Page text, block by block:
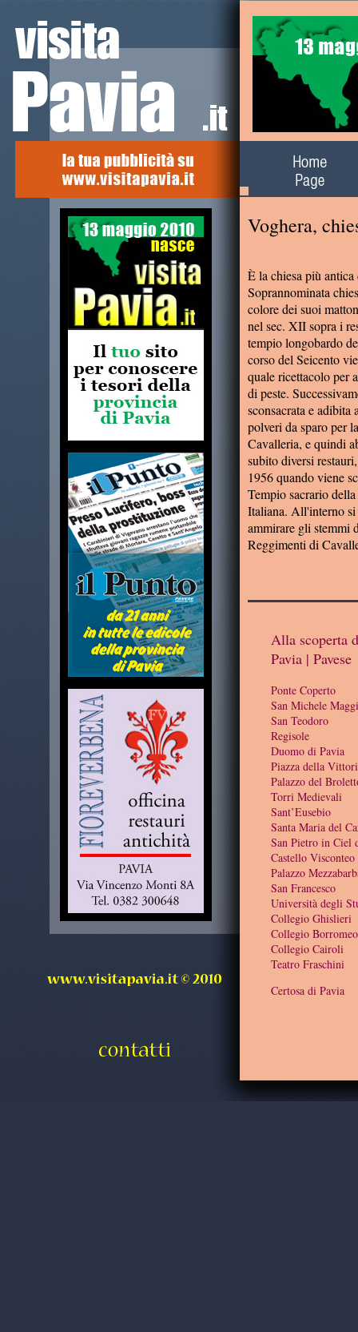
È la chiesa più
Soprannominata
colore dei suoi
nel sec. XII sopra i
tempio longobardo
corso del Seicento
quale ricettacolo per
di peste.
sconsacrata e adibita
polveri da sparo per
Cavalleria, e quindi
subito diversi
1956 quando viene
Tempio sacrario
Italiana. All'interno si
ammirare gli stemmi
Reggimenti di
Alla scoperta del
territorio
Voghera,
Alla scoperta
Pavia | Pavese
Ponte Coperto
San Michele
San Teodoro
Regisole
Duomo di Pavia
Piazza della
Palazzo del
Torri Medievali
Sant’Eusebio
Santa Maria del
San Pietro in Ciel
Castello Visconteo
Palazzo
San Francesco
Università degli
Collegio Ghislieri
Collegio Borromeo
Collegio Cairoli
Teatro Fraschini
Certosa di Pavia